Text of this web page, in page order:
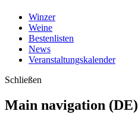
Winzer
Weine
Bestenlisten
News
Veranstaltungskalender
Schließen
Main navigation (DE)